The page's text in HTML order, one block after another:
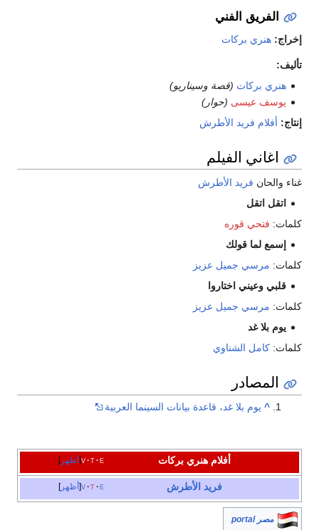
الفريق الفني
إخراج: هنري بركات
تأليف:
هنري بركات (قصة وسيناريو)
يوسف عيسى (حوار)
إنتاج: أفلام فريد الأطرش
اغاني الفيلم
غناء والحان فريد الأطرش
اتقل اتقل
كلمات: فتحي قوره
إسمع لما قولك
كلمات: مرسي جميل عزيز
قلبي وعيني اختاروا
كلمات: مرسي جميل عزيز
يوم بلا غد
كلمات: كامل الشناوي
المصادر
^ يوم بلا غد، قاعدة بيانات السينما العربية
أظهر v t e أفلام هنري بركات
أظهر v t e فريد الأطرش
مصر portal